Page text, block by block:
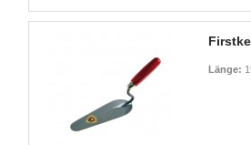
Länge: